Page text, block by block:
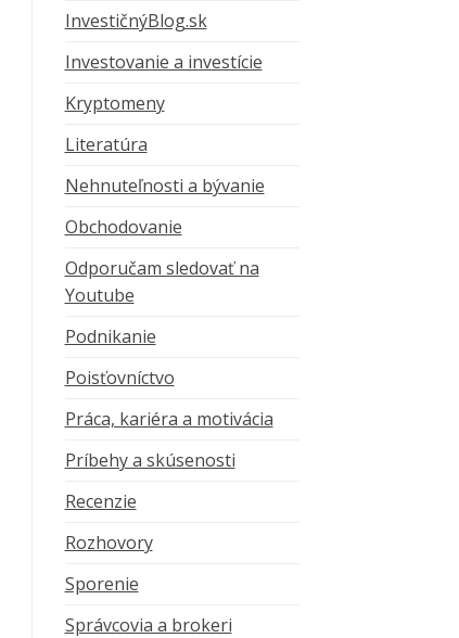
InvestičnýBlog.sk
Investovanie a investície
Kryptomeny
Literatúra
Nehnuteľnosti a bývanie
Obchodovanie
Odporučam sledovať na
Youtube
Podnikanie
Poisťovníctvo
Práca, kariéra a motivácia
Príbehy a skúsenosti
Recenzie
Rozhovory
Sporenie
Správcovia a brokeri